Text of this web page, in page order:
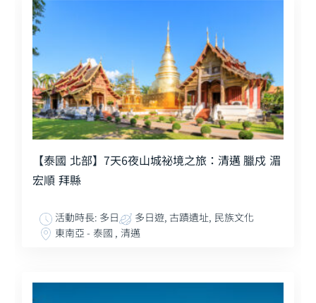
【泰國 北部】7天6夜山城祕境之旅：清邁 臘戍 湄
宏順 拜縣
活動時長: 多日
多日遊, 古蹟遺址, 民族文化
東南亞 - 泰國 , 清邁